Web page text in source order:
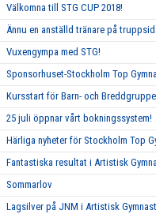
Välkomna till STG CUP 2018!
Ännu en anställd tränare på
Vuxengympa med STG!
Sponsorhuset-Stockholm Top
Kursstart för Barn- och
25 juli öppnar vårt bokningssystem!
Härliga nyheter för Stockholm Top
Fantastiska resultat i Artistisk
Sommarlov
Lagsilver på JNM i Artistisk